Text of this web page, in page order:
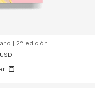
| 2° edición